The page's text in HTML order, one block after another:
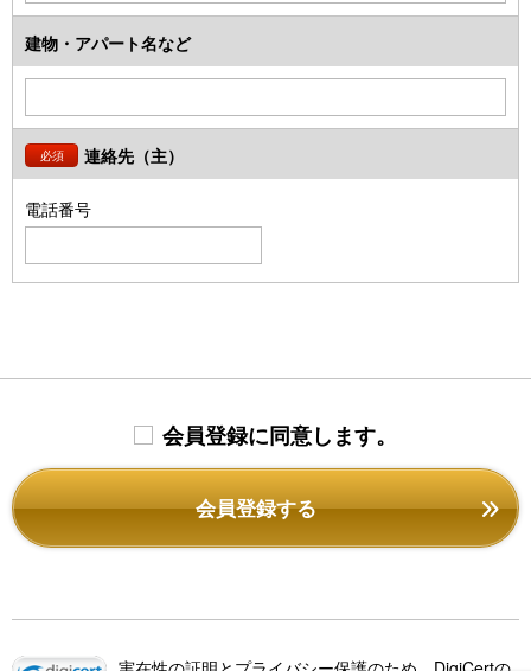
建物・アパート名など
必須 連絡先（主）
電話番号
会員登録に同意します。
会員登録する